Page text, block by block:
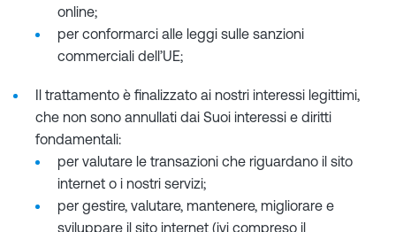
online;
per conformarci alle leggi sulle sanzioni
commerciali dell’UE;
Il trattamento è finalizzato ai nostri interessi legittimi,
che non sono annullati dai Suoi interessi e diritti
fondamentali:
per valutare le transazioni che riguardano il sito
internet o i nostri servizi;
per gestire, valutare, mantenere, migliorare e
sviluppare il sito internet (ivi compreso il